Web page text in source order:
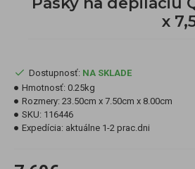
x
Dostupnosť: NA SKLADE
Hmotnosť: 0.25kg
Rozmery: 23.50cm x 7.50cm x 8.00cm
SKU: 116446
Expedícia: aktuálne 1-2 prac.dni